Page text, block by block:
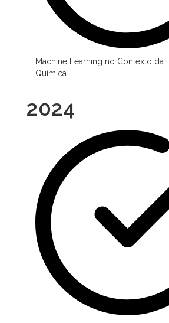
Machine Learning no Contexto da
Química
2024